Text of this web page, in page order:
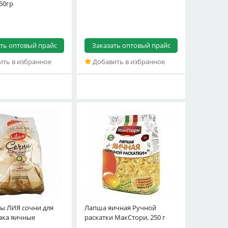
оптовый прайс
в избранное
Заказать оптовый прайс
Добавить в избранное
ЛИЯ сочни для
яичные
Лапша яичная Ручной
раскатки МакСтори, 250 г